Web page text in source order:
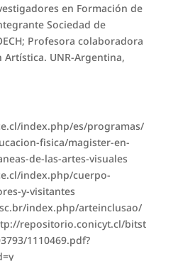
en Formación de
Sociedad de
Profesora colaboradora
UNR-Argentina,
index.php/es/programas/
fisica/magister-en-
de-las-artes-visuales
index.php/cuerpo-
y-visitantes
index.php/arteinclusao/
repositorio.conicyt.cl/bitst
1110469.pdf?